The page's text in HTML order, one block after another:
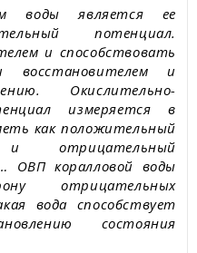
воды является ее
потенциал.
и способствовать
восстановителем и
Окислительно-
измеряется в
как положительный
отрицательный
ОВП коралловой воды
отрицательных
вода способствует
состояния